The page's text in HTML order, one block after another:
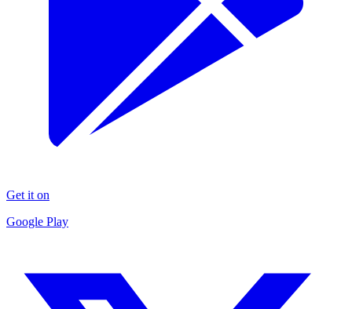
Get it on
Google Play